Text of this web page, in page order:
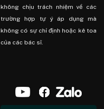
không chịu trách nhiệm về các
trường hợp tự ý áp dụng mà
không có sự chỉ định hoặc kê toa
của các bác sĩ.